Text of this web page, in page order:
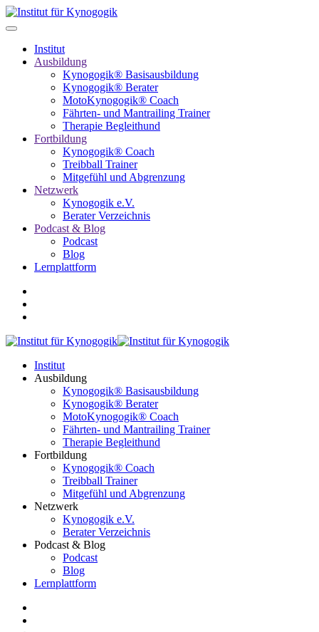
Institut
Ausbildung
Kynogogik® Basisausbildung
Kynogogik® Berater
MotoKynogogik® Coach
Fährten- und Mantrailing Trainer
Therapie Begleithund
Fortbildung
Kynogogik® Coach
Treibball Trainer
Mitgefühl und Abgrenzung
Netzwerk
Kynogogik e.V.
Berater Verzeichnis
Podcast & Blog
Podcast
Blog
Lernplattform
Institut
Ausbildung
Kynogogik® Basisausbildung
Kynogogik® Berater
MotoKynogogik® Coach
Fährten- und Mantrailing Trainer
Therapie Begleithund
Fortbildung
Kynogogik® Coach
Treibball Trainer
Mitgefühl und Abgrenzung
Netzwerk
Kynogogik e.V.
Berater Verzeichnis
Podcast & Blog
Podcast
Blog
Lernplattform